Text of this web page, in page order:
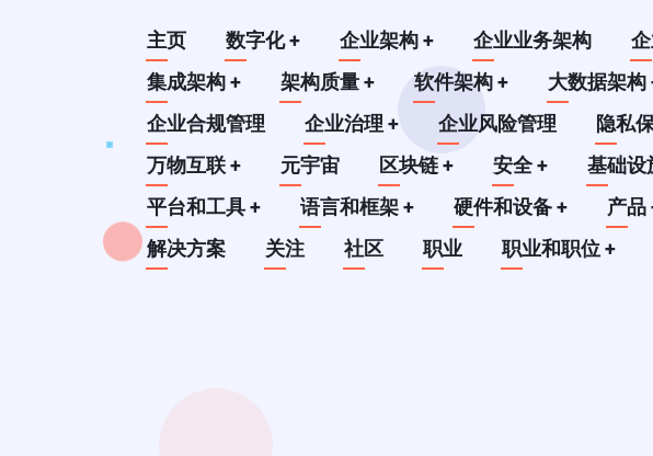
Main
navigation
主页 数字化+ 企业架构+ 企业业务架构
集成架构+ 架构质量+ 软件架构+ 大数据架构
企业合规管理
企业治理+ 企业风险管理 隐私
万物互联+ 元宇宙 区块链+ 安全+ 基础
平台和工具+ 语言和框架+ 硬件和设备+ 产品
解决方案
关注 社区 职业 职业和职位+